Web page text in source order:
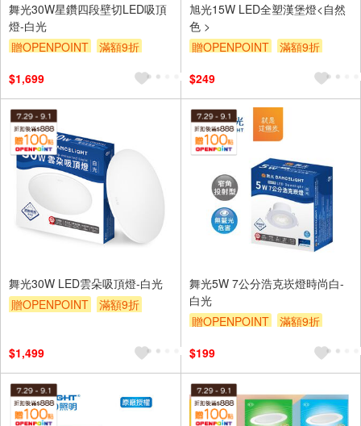
舞光30W星鑽四段壁切LED吸頂
燈-白光
贈OPENPOINT
滿額9折
$1,699
旭光15W LED全塑漢堡燈<自然
色 >
贈OPENPOINT
滿額9折
$249
舞光30W LED雲朵吸頂燈-白光
贈OPENPOINT
滿額9折
$1,499
舞光5W 7公分浩克崁燈時尚白-
白光
贈OPENPOINT
滿額9折
$199